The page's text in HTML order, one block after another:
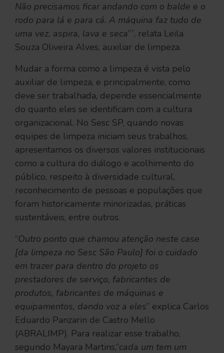
Não precisamos ficar andando com o balde e o
rodo para lá e para cá. A máquina faz tudo de
uma vez, aspira, lava e seca”`, relata Leila
Souza Oliveira Alves, auxiliar de limpeza.
Mudar a forma como a limpeza é vista pelo
auxiliar de limpeza, e principalmente, como
deve ser trabalhada, depende essencialmente
do quanto eles se identificam com a cultura
organizacional. No Sesc SP, quando novas
equipes de limpeza iniciam seus trabalhos,
apresentamos os diversos valores institucionais
como a cultura do diálogo e acolhimento do
público, respeito à diversidade cultural,
reconhecimento de pessoas e populações que
foram historicamente minorizadas, práticas
sustentáveis, entre outros.
“Outro ponto que chamou atenção neste case
[da limpeza no Sesc São Paulo] foi o cuidado
em trazer para dentro do projeto os
prestadores de serviço, fabricantes de
produtos, fabricantes de máquinas e
equipamentos, dando voz a eles” explica Carlos
Eduardo Panzarin de Castro Mello
(ABRALIMP). Para realizar esse trabalho,
segundo Mayara Martins,“cada um tem um